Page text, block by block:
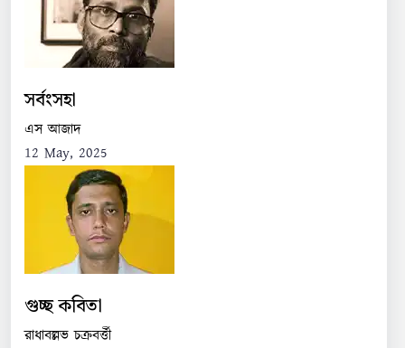
সর্বংসহা
এস আজাদ
12 May, 2025
গুচ্ছ কবিতা
রাধাবল্লভ চক্রবর্ত্তী